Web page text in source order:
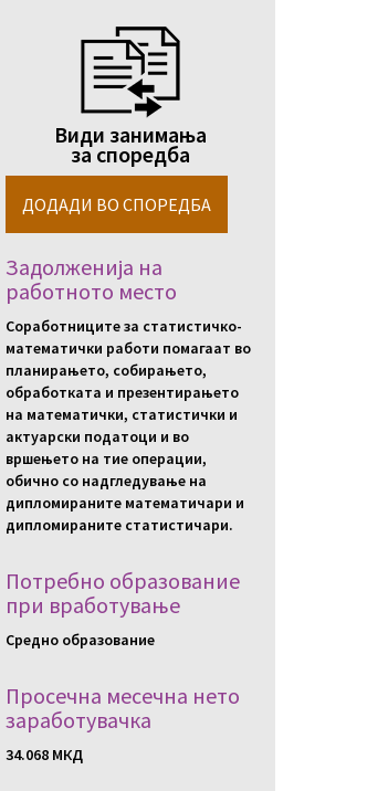
Види занимања
за споредба
Задолженија на
работното место
Соработниците за статистичко-
математички работи помагаат во
планирањето, собирањето,
обработката и презентирањето
на математички, статистички и
актуарски податоци и во
вршењето на тие операции,
обично со надгледување на
дипломираните математичари и
дипломираните статистичари.
Потребно образование
при вработување
Средно образование
Просечна месечна нето
заработувачка
34.068 МКД